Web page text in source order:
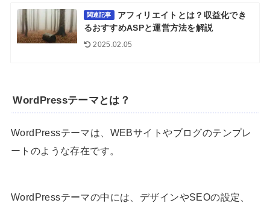
関連記事
アフィリエイトとは？収益化でき
るおすすめASPと運営方法を解説
2025.02.05
WordPressテーマとは？
WordPressテーマは、WEBサイトやブログのテンプレ
ートのような存在です。
WordPressテーマの中には、デザインやSEOの設定、